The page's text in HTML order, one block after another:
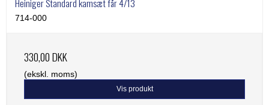
Heiniger Standard kamsæt får 4/13
714-000
330,00 DKK
(ekskl. moms)
Vis produkt